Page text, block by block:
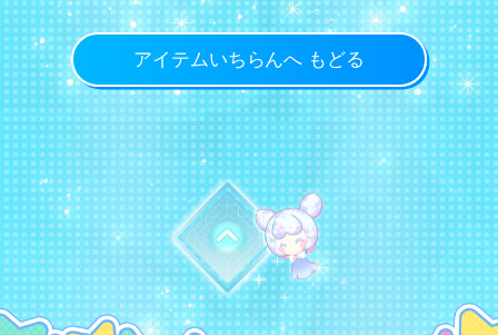
アイテムいちらんへ もどる
トップに戻る